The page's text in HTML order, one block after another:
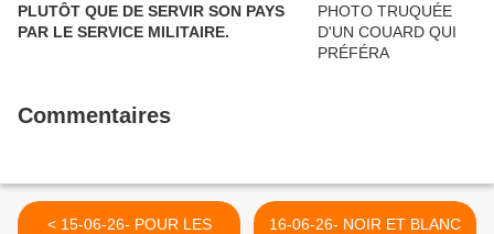
PLUTÔT QUE DE SERVIR SON PAYS
PAR LE SERVICE MILITAIRE.
Commentaires
< 15-06-26- POUR LES
16-06-26- NOIR ET BLANC